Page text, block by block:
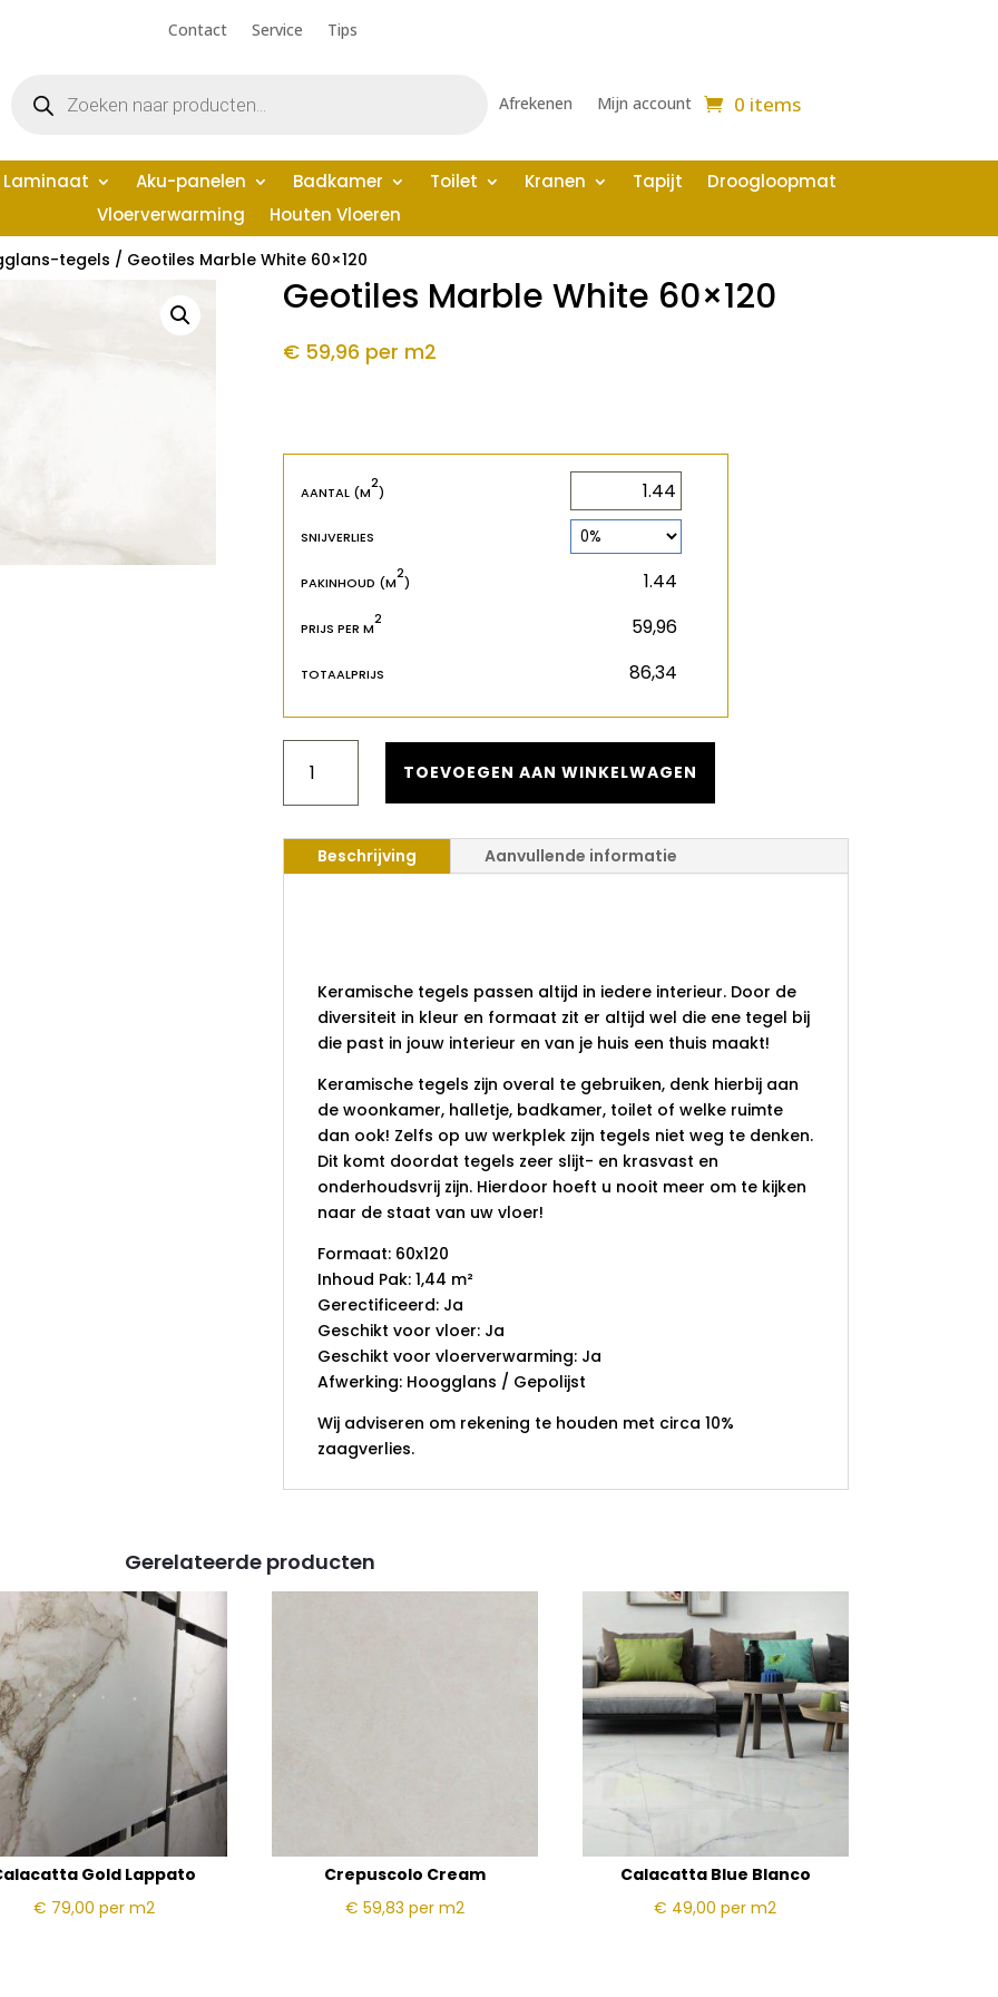
Contact Service Tips
zoeken Afrekenen Mijn account 0 items
Laminaat Aku-panelen Badkamer Toilet Kranen Tapijt
Droogloopmat
Vloerverwarming
Houten Vloeren
tegels / Geotiles Marble White 60×120
Geotiles Marble White 60×120
€ 59,96 per m2
AANTAL (M
2
)
SNIJVERLIES
PAKINHOUD (M
2
)
PRIJS PER M
2
TOTAALPRIJS
MARBLE
60X120
TOEVOEGEN AAN WINKELWAGEN
Beschrijving Aanvullende informatie
Keramische tegels passen altijd in iedere interieur. Door de
diversiteit in kleur en formaat zit er altijd wel die ene tegel bij
die past in jouw interieur en van je huis een thuis maakt!
Keramische tegels zijn overal te gebruiken, denk hierbij aan
de woonkamer, halletje, badkamer, toilet of welke ruimte
dan ook! Zelfs op uw werkplek zijn tegels niet weg te denken.
Dit komt doordat tegels zeer slijt- en krasvast en
onderhoudsvrij zijn. Hierdoor hoeft u nooit meer om te kijken
naar de staat van uw vloer!
Formaat: 60x120
Inhoud Pak: 1,44 m²
Gerectificeerd: Ja
Geschikt voor vloer: Ja
Geschikt voor vloerverwarming: Ja
Afwerking: Hoogglans / Gepolijst
Wij adviseren om rekening te houden met circa 10%
zaagverlies.
Gerelateerde producten
Gold Lappato
€ 79,00 per m2
Crepuscolo Cream
€ 59,83 per m2
Calacatta Blue Blanco
€ 49,00per m2